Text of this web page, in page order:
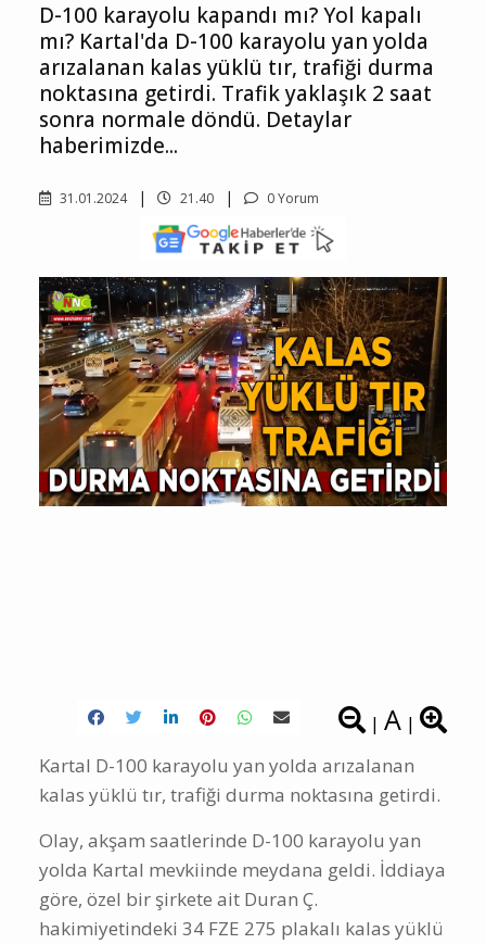
D-100 karayolu kapandı mı? Yol kapalı
mı? Kartal'da D-100 karayolu yan yolda
arızalanan kalas yüklü tır, trafiği durma
noktasına getirdi. Trafik yaklaşık 2 saat
sonra normale döndü. Detaylar
haberimizde...
31.01.2024 21.40 0 Yorum
| A |
Kartal D-100 karayolu yan yolda arızalanan
kalas yüklü tır, trafiği durma noktasına getirdi.
Olay, akşam saatlerinde D-100 karayolu yan
yolda Kartal mevkiinde meydana geldi. İddiaya
göre, özel bir şirkete ait Duran Ç.
hakimiyetindeki 34 FZE 275 plakalı kalas yüklü